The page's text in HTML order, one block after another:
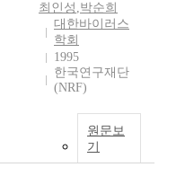
최인성 ,박순희
대한바이러스
학회
1995
한국연구재단
(NRF)
원문보
기